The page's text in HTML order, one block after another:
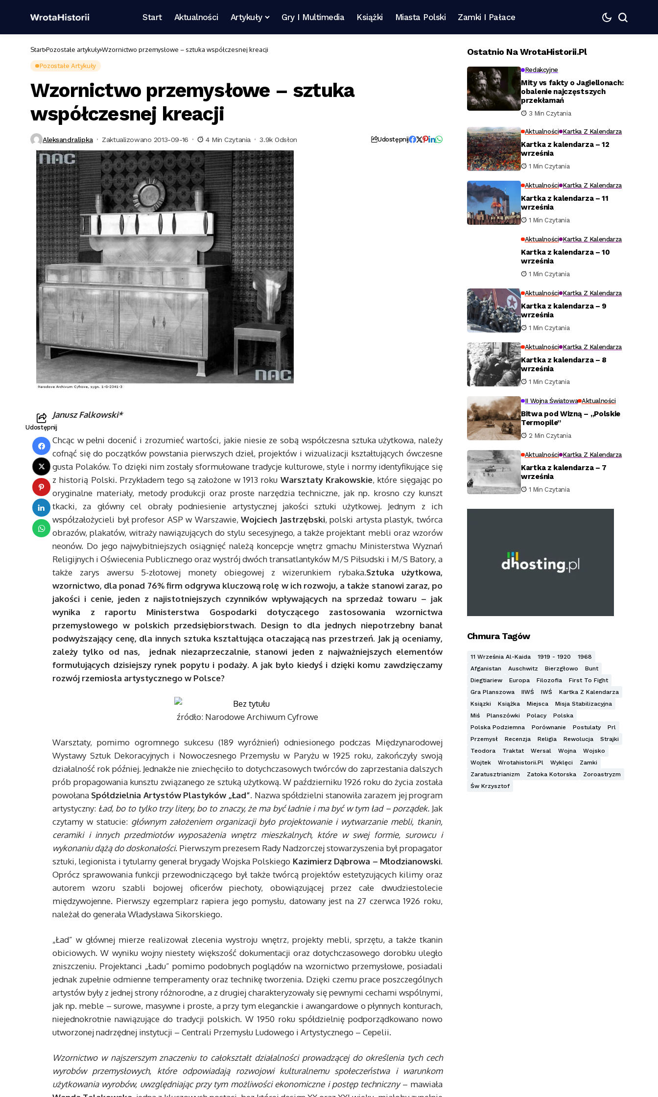
Start Aktualności Artykuły Gry I Multimedia Książki Miasta Polski Zamki I Pałace
Start Pozostałe artykuły Wzornictwo przemysłowe – sztuka współczesnej kreacji
Pozostałe Artykuły
Wzornictwo przemysłowe – sztuka
współczesnej kreacji
Aleksandralipka Zaktualizowano 2013-09-16 4 Min Czytania 3.9k Odsłon Udostępnij
Udostępnij
Janusz Falkowski*
Chcąc w pełni docenić i zrozumieć wartości, jakie niesie ze sobą współczesna sztuka użytkowa, należy
cofnąć się do początków powstania pierwszych dzieł, projektów i wizualizacji kształtujących ówczesne
gusta Polaków. To dzięki nim zostały sformułowane tradycje kulturowe, style i normy identyfikujące się
z historią Polski. Przykładem tego są założone w 1913 roku Warsztaty Krakowskie, które sięgając po
oryginalne materiały, metody produkcji oraz proste narzędzia techniczne, jak np. krosno czy kunszt
tkacki, za główny cel obrały podniesienie artystycznej jakości sztuki użytkowej. Jednym z ich
współzałożycieli był profesor ASP w Warszawie,Wojciech Jastrzębski, polski artysta plastyk, twórca
obrazów, plakatów, witraży nawiązujących do stylu secesyjnego, a także projektant mebli oraz wzorów
neonów. Do jego najwybitniejszych osiągnięć należą koncepcje wnętrz gmachu Ministerstwa Wyznań
Religijnych i Oświecenia Publicznego oraz wystrój dwóch transatlantyków M/S Piłsudski i M/S Batory, a
także zarys awersu 5-złotowej monety obiegowej z wizerunkiem rybaka.Sztuka użytkowa,
wzornictwo, dla ponad 76% firm odgrywa kluczową rolę w ich rozwoju, a także stanowi zaraz, po
jakości i cenie, jeden z najistotniejszych czynników wpływających na sprzedaż towaru – jak
wynika z raportu Ministerstwa Gospodarki dotyczącego zastosowania wzornictwa
przemysłowego w polskich przedsiębiorstwach. Design to dla jednych niepotrzebny banał
podwyższający cenę, dla innych sztuka kształtująca otaczającą nas przestrzeń. Jak ją oceniamy,
zależy tylko od nas, jednak niezaprzeczalnie, stanowi jeden z najważniejszych elementów
formułujących dzisiejszy rynek popytu i podaży. A jak było kiedyś i dzięki komu zawdzięczamy
rozwój rzemiosła artystycznego w Polsce?
źródło: Narodowe Archiwum Cyfrowe
Warsztaty, pomimo ogromnego sukcesu (189 wyróżnień) odniesionego podczas Międzynarodowej
Wystawy Sztuk Dekoracyjnych i Nowoczesnego Przemysłu w Paryżu w 1925 roku, zakończyły swoją
działalność rok później. Jednakże nie zniechęciło to dotychczasowych twórców do zaprzestania dalszych
prób propagowania kunsztu związanego ze sztuką użytkową. W październiku 1926 roku do życia została
powołana Spółdzielnia Artystów Plastyków „Ład”. Nazwa spółdzielni stanowiła zarazem jej program
artystyczny: Ład, bo to tylko trzy litery, bo to znaczy, że ma być ładnie i ma być w tym ład – porządek. Jak
czytamy w statucie: głównym założeniem organizacji było projektowanie i wytwarzanie mebli, tkanin,
ceramiki i innych przedmiotów wyposażenia wnętrz mieszkalnych, które w swej formie, surowcu i
wykonaniu dążą do doskonałości. Pierwszym prezesem Rady Nadzorczej stowarzyszenia był propagator
sztuki, legionista i tytularny generał brygady Wojska Polskiego Kazimierz Dąbrowa – Młodzianowski.
Oprócz sprawowania funkcji przewodniczącego był także twórcą projektów estetyzujących kilimy oraz
autorem wzoru szabli bojowej oficerów piechoty, obowiązującej przez całe dwudziestolecie
międzywojenne. Pierwszy egzemplarz rapiera jego pomysłu, datowany jest na 27 czerwca 1926 roku,
należał do generała Władysława Sikorskiego.
„Ład” w głównej mierze realizował zlecenia wystroju wnętrz, projekty mebli, sprzętu, a także tkanin
obiciowych. W wyniku wojny niestety większość dokumentacji oraz dotychczasowego dorobku uległo
zniszczeniu. Projektanci „Ładu” pomimo podobnych poglądów na wzornictwo przemysłowe, posiadali
jednak zupełnie odmienne temperamenty oraz technikę tworzenia. Dzięki czemu prace poszczególnych
artystów były z jednej strony różnorodne, a z drugiej charakteryzowały się pewnymi cechami wspólnymi,
jak np. meble – surowe, masywne i proste, a przy tym eleganckie i awangardowe o płynnych konturach,
niejednokrotnie nawiązujące do tradycji polskich. W 1950 roku spółdzielnię podporządkowano nowo
utworzonej nadrzędnej instytucji – Centrali Przemysłu Ludowego i Artystycznego – Cepelii.
Wzornictwo w najszerszym znaczeniu to całokształt działalności prowadzącej do określenia tych cech
wyrobów przemysłowych, które odpowiadają rozwojowi kulturalnemu społeczeństwa i warunkom
użytkowania wyrobów, uwzględniając przy tym możliwości ekonomiczne i postęp techniczny– mawiała
Ostatnio Na WrotaHistorii.pl
Redakcyjne
Mity vs fakty o Jagiellonach:
obalenie najczęstszych
przekłamań
3 Min Czytania
Aktualności Kartka Z Kalendarza
Kartka z kalendarza – 12
września
1 Min Czytania
Aktualności Kartka Z Kalendarza
Kartka z kalendarza – 11
września
1 Min Czytania
Aktualności Kartka Z Kalendarza
Kartka z kalendarza – 10
września
1 Min Czytania
Aktualności Kartka Z Kalendarza
Kartka z kalendarza – 9
września
1 Min Czytania
Aktualności Kartka Z Kalendarza
Kartka z kalendarza – 8
września
1 Min Czytania
II Wojna Światowa Aktualności
Bitwa pod Wizną – „Polskie
Termopile”
2 Min Czytania
Aktualności Kartka Z Kalendarza
Kartka z kalendarza – 7
września
1 Min Czytania
Chmura Tagów
11 Września Al-Kaida 1919 - 1920
1968
Afganistan
Auschwitz Bierzgłowo
Bunt
Diegtiariew
Europa Filozofia
First To Fight
Gra Planszowa
IIWŚ IWŚ
Kartka Z Kalendarza
Ksiązki
Książka Miejsca
Misja Stabilizacyjna
Miś
Planszówki Polacy
Polska
Polska Podziemna
Porównanie Postulaty
Prl
Przemysł
Recenzja Religia Rewolucja
Strajki
Teodora
Traktat Wersal Wojna
Wojsko
Wojtek
Wrotahistorii.pl Wyklęci
Zamki
Zaratusztrianizm
Zatoka Kotorska
Zoroastryzm
Św Krzysztof